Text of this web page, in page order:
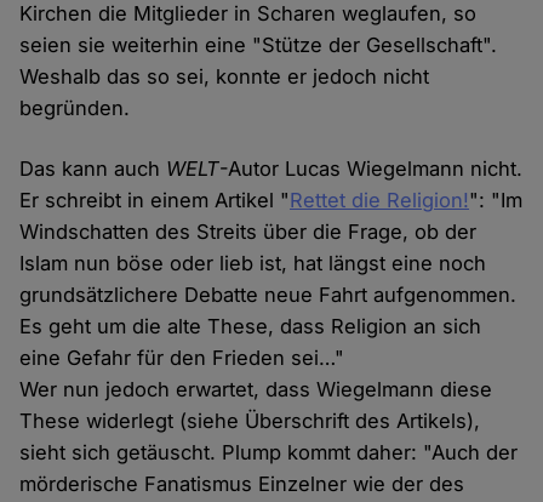
Kirchen die Mitglieder in Scharen weglaufen, so
seien sie weiterhin eine "Stütze der Gesellschaft".
Weshalb das so sei, konnte er jedoch nicht
begründen.
Das kann auch WELT-Autor Lucas Wiegelmann nicht.
Er schreibt in einem Artikel "Rettet die Religion!": "Im
Windschatten des Streits über die Frage, ob der
Islam nun böse oder lieb ist, hat längst eine noch
grundsätzlichere Debatte neue Fahrt aufgenommen.
Es geht um die alte These, dass Religion an sich
eine Gefahr für den Frieden sei…"
Wer nun jedoch erwartet, dass Wiegelmann diese
These widerlegt (siehe Überschrift des Artikels),
sieht sich getäuscht. Plump kommt daher: "Auch der
mörderische Fanatismus Einzelner wie der des